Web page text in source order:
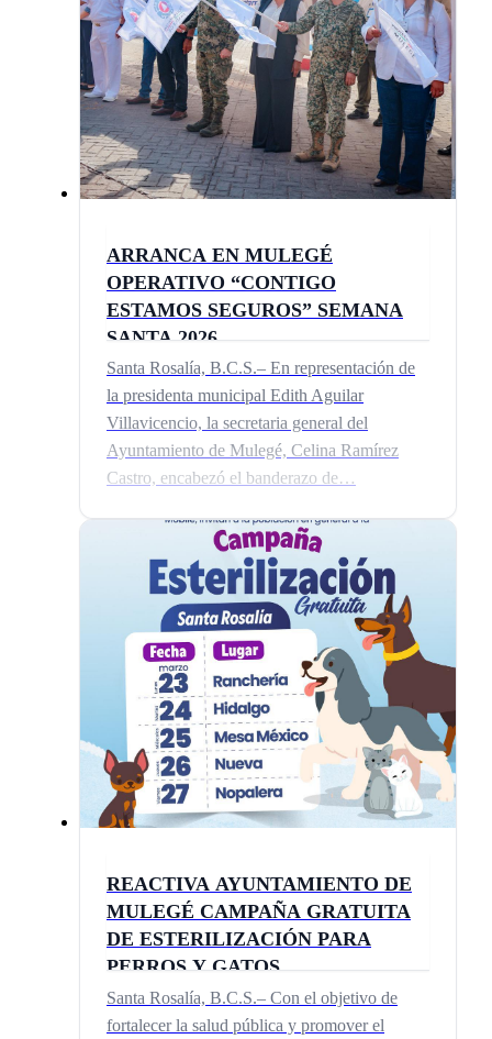
ARRANCA EN MULEGÉ
OPERATIVO “CONTIGO
ESTAMOS SEGUROS” SEMANA
SANTA 2026
Santa Rosalía, B.C.S.– En representación de
la presidenta municipal Edith Aguilar
Villavicencio, la secretaria general del
Ayuntamiento de Mulegé, Celina Ramírez
Castro, encabezó el banderazo de…
REACTIVA AYUNTAMIENTO DE
MULEGÉ CAMPAÑA GRATUITA
DE ESTERILIZACIÓN PARA
PERROS Y GATOS
Santa Rosalía, B.C.S.– Con el objetivo de
fortalecer la salud pública y promover el